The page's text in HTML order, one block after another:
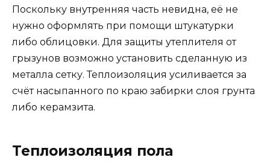
Поскольку внутренняя часть невидна, её не
нужно оформлять при помощи штукатурки
либо облицовки. Для защиты утеплителя от
грызунов возможно установить сделанную из
металла сетку. Теплоизоляция усиливается за
счёт насыпанного по краю забирки слоя грунта
либо керамзита.
Теплоизоляция пола